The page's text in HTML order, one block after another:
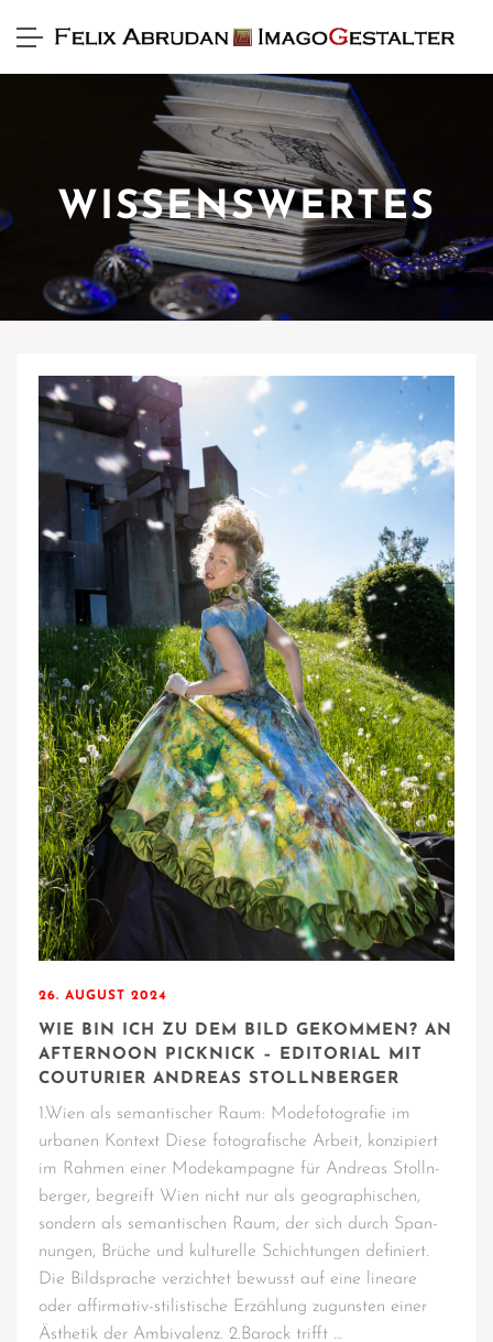
WISSENSWERTES
26. AUGUST 2024
WIE BIN ICH ZU DEM BILD GEKOMMEN? AN
AFTERNOON PICKNICK – EDITORIAL MIT
COUTURIER ANDREAS STOLLNBERGER
1.Wien als seman­ti­scher Raum: Mode­fo­to­gra­fie im
urba­nen Kon­text Die­se foto­gra­fi­sche Arbeit, kon­zi­piert
im Rah­men einer Mode­kam­pa­gne für Andre­as Stolln­
ber­ger, begreift Wien nicht nur als geo­gra­phi­schen,
son­dern als seman­ti­schen Raum, der sich durch Span­
nun­gen, Brü­che und kul­tu­rel­le Schich­tun­gen defi­niert.
Die Bild­spra­che ver­zich­tet bewusst auf eine linea­re
oder affir­­ma­­tiv-sti­­lis­­ti­­sche Erzäh­lung zuguns­ten einer
Ästhe­tik der Ambi­va­lenz. 2.Barock trifft …